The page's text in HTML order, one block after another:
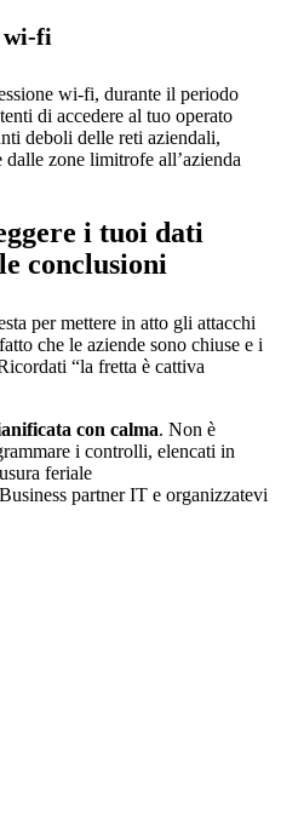
wi-fi
wi-fi, durante il periodo
di accedere al tuo operato
deboli delle reti aziendali,
dalle zone limitrofe all’azienda
i tuoi dati
e conclusioni
per mettere in atto gli attacchi
che le aziende sono chiuse e i
“la fretta è cattiva
con calma. Non è
i controlli, elencati in
feriale
partner IT e organizzatevi